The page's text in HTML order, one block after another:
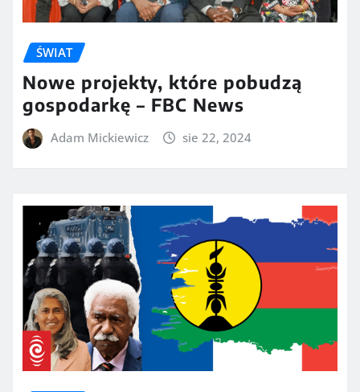
ŚWIAT
Nowe projekty, które pobudzą
gospodarkę – FBC News
Adam Mickiewicz sie 22, 2024